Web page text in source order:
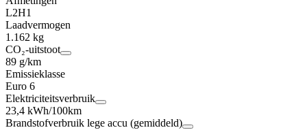
L2H1
Laadvermogen
1.162 kg
CO₂-uitstoot
89 g/km
Emissieklasse
Euro 6
Elektriciteitsverbruik
23,4 kWh/100km
Brandstofverbruik lege accu (gemiddeld)